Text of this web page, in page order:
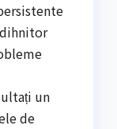
un
de